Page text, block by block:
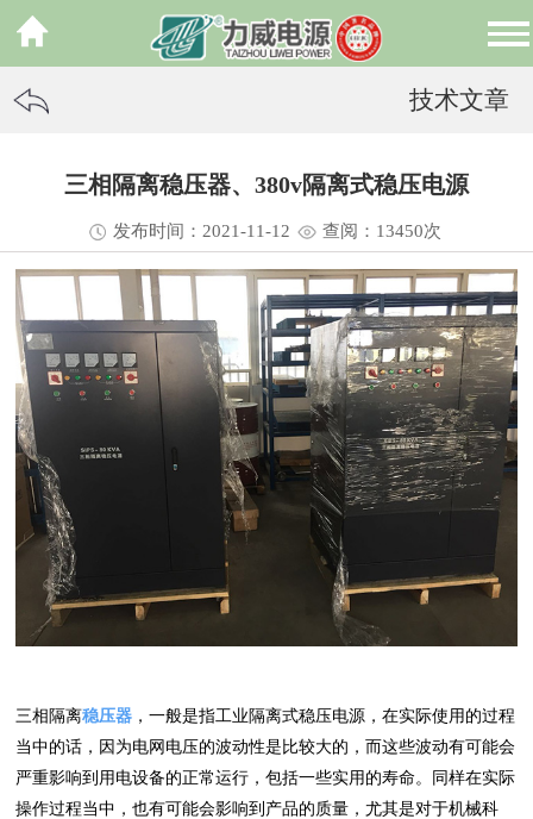
技术文章
三相隔离稳压器、380v隔离式稳压电源
发布时间：2021-11-12 查阅：13450次
三相隔离稳压器 ，一般是指工业隔离式稳压电源，在实际使用的过程
当中的话，因为电网电压的波动性是比较大的，而这些波动有可能会
严重影响到用电设备的正常运行，包括一些实用的寿命。同样在实际
操作过程当中，也有可能会影响到产品的质量，尤其是对于机械科